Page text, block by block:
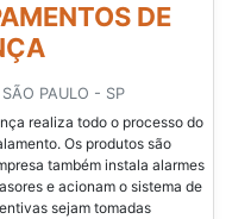
DE
PAULO - SP
realiza todo o processo do
Os produtos são
também instala alarmes
e acionam o sistema de
sejam tomadas